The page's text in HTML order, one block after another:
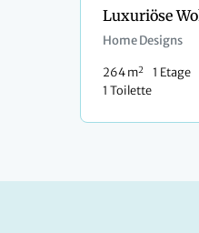
Home Designs
264 m2 1 Etage
1 Toilette